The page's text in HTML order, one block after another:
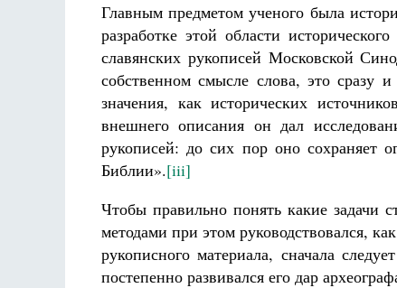
Главным предметом ученого была
разработке этой области
славянских рукописей Московской
собственном смысле слова, это сразу
значения, как исторических
внешнего описания он дал
рукописей: до сих пор оно сохраняет
Библии».[iii]
Чтобы правильно понять какие задачи
методами при этом руководствовался,
рукописного материала, сначала
постепенно развивался его дар